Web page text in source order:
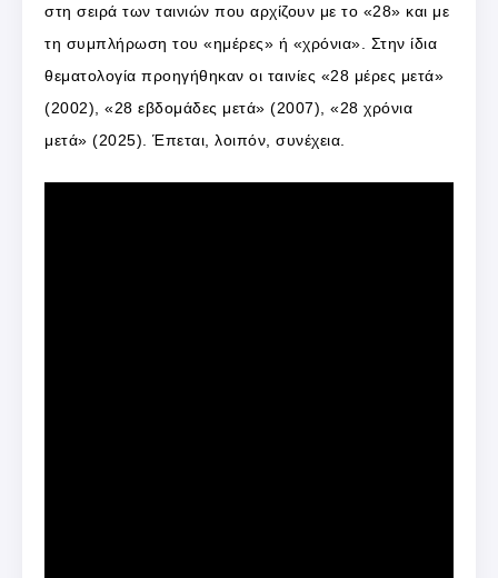
στη σειρά των ταινιών που αρχίζουν με το «28» και με
τη συμπλήρωση του «ημέρες» ή «χρόνια». Στην ίδια
θεματολογία προηγήθηκαν οι ταινίες «28 μέρες μετά»
(2002), «28 εβδομάδες μετά» (2007), «28 χρόνια
μετά» (2025). Έπεται, λοιπόν, συνέχεια.